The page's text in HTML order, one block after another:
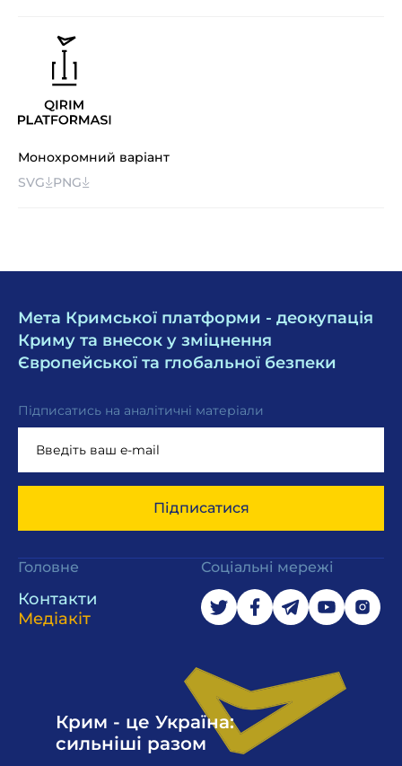
Монохромний варіант
SVG
PNG
Мета Кримської платформи - деокупація
Криму та внесок у зміцнення
Європейської та глобальної безпеки
Підписатись на аналітичні матеріали
Підписатися
Головне
Контакти
Медіакіт
Соціальні мережі
Крим - це Україна:
сильніші разом